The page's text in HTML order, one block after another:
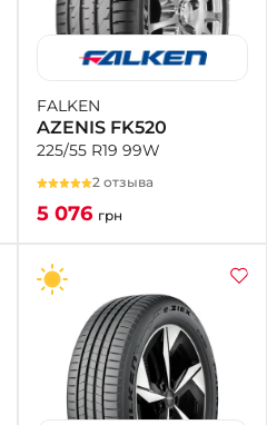
FALKEN
AZENIS FK520
225/55 R19 99W
2 отзыва
5 076 грн